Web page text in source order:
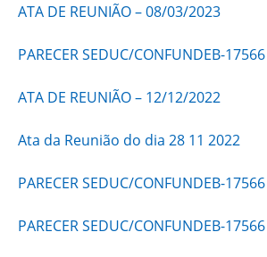
ATA DE REUNIÃO – 08/03/2023
PARECER SEDUC/CONFUNDEB-
ATA DE REUNIÃO – 12/12/2022
Ata da Reunião do dia 28 11 2022
PARECER SEDUC/CONFUNDEB-
PARECER SEDUC/CONFUNDEB-